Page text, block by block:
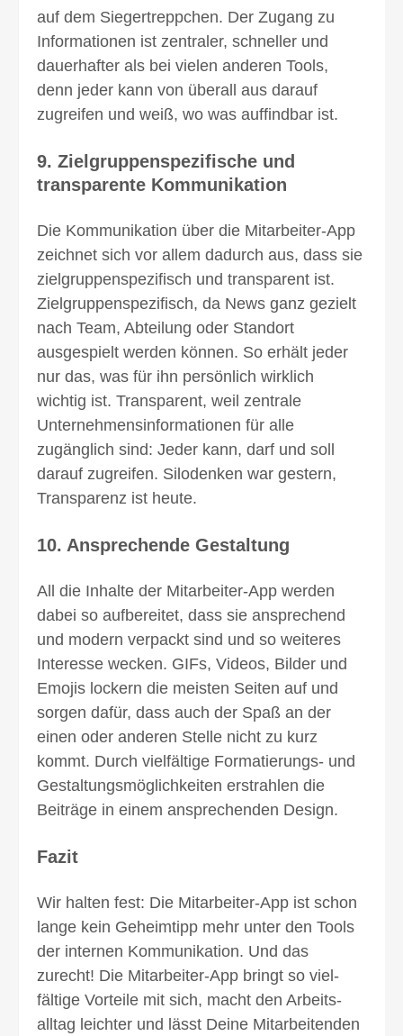
auf dem Sieger­treppchen. Der Zugang zu
Informa­tionen ist zentraler, schneller und
dauer­hafter als bei vielen anderen Tools,
denn jeder kann von überall aus darauf
zugreifen und weiß, wo was auffind­bar ist.
9. Zielgruppen­spezifische und
transparente Kommunikation
Die Kommunikation über die Mitarbeiter-App
zeichnet sich vor allem dadurch aus, dass sie
ziel­gruppen­spezifisch und transparent ist.
Ziel­gruppen­spezifisch, da News ganz gezielt
nach Team, Abteilung oder Standort
ausgespielt werden können. So erhält jeder
nur das, was für ihn persönlich wirklich
wichtig ist. Transparent, weil zentrale
Unternehmens­informa­tionen für alle
zugänglich sind: Jeder kann, darf und soll
darauf zugreifen. Silo­denken war gestern,
Transparenz ist heute.
10. Ansprechende Gestaltung
All die Inhalte der Mitarbeiter-App werden
dabei so aufbereitet, dass sie ansprechend
und modern verpackt sind und so weiteres
Interesse wecken. GIFs, Videos, Bilder und
Emojis lockern die meisten Seiten auf und
sorgen dafür, dass auch der Spaß an der
einen oder anderen Stelle nicht zu kurz
kommt. Durch viel­fältige Formatierungs- und
Gestaltungs­möglich­keiten erstrahlen die
Beiträge in einem ansprechenden Design.
Fazit
Wir halten fest: Die Mitarbeiter-App ist schon
lange kein Geheim­tipp mehr unter den Tools
der internen Kommuni­kation. Und das
zurecht! Die Mitarbeiter-App bringt so viel­
fältige Vorteile mit sich, macht den Arbeits­
alltag leichter und lässt Deine Mitarbeitenden